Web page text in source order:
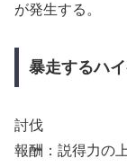
が発生する。
暴走するハ
討伐
報酬：説得力の